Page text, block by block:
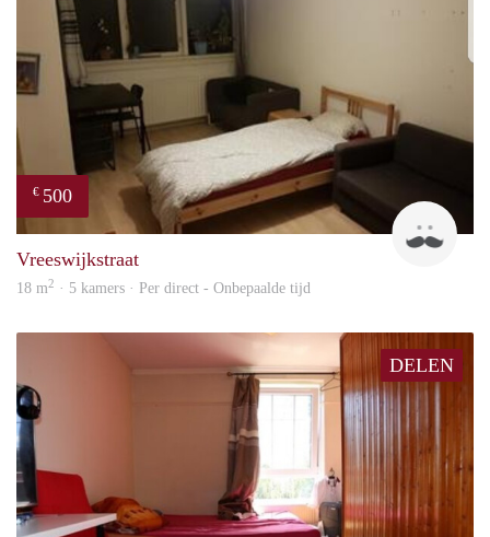
€ 500
Vreeswijkstraat
18 m2 · 5 kamers · Per direct - Onbepaalde tijd
DELEN